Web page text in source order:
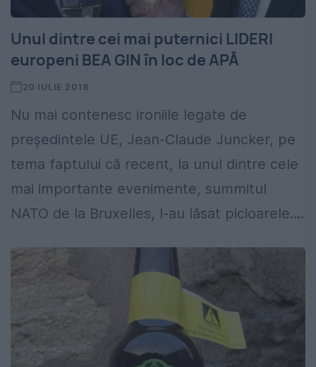
Unul dintre cei mai puternici LIDERI
europeni BEA GIN în loc de APĂ
20 IULIE 2018
Nu mai contenesc ironiile legate de
președintele UE, Jean-Claude Juncker, pe
tema faptului că recent, la unul dintre cele
mai importante evenimente, summitul
NATO de la Bruxelles, l-au lăsat picioarele....